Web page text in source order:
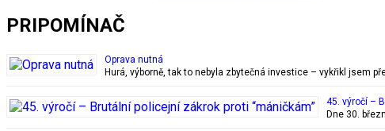
PRIPOMÍNAČ
Oprava nutná
Hurá, výborně, tak to nebyla zbytečná investice – vykřikl jsem
45. výročí –
Dne 30.